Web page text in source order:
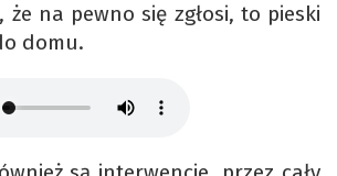
że na pewno się zgłosi, to pieski
domu.